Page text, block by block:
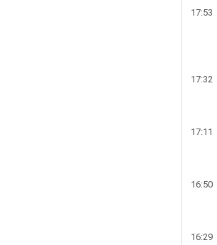
17:53
17:32
17:11
16:50
16:29